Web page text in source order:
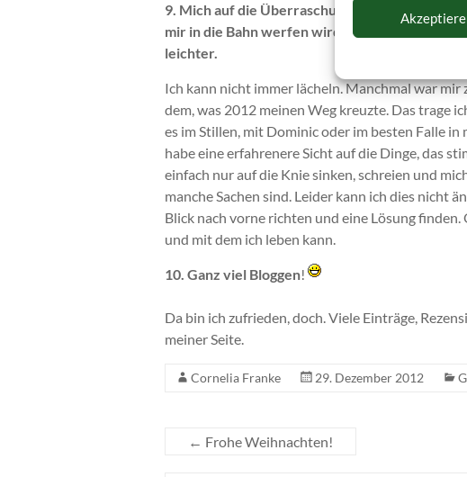
9. Mich auf die Überraschungen, das Chaos
mir in die Bahn werfen wird. Mit einem
leichter.
Ich kann nicht immer lächeln. Manchmal war
dem, was 2012 meinen Weg kreuzte. Das trage
es im Stillen, mit Dominic oder im besten Falle in
habe eine erfahrenere Sicht auf die Dinge, das
einfach nur auf die Knie sinken, schreien und
manche Sachen sind. Leider kann ich dies nicht
Blick nach vorne richten und eine Lösung
und mit dem ich leben kann.
10. Ganz viel Bloggen!
Da bin ich zufrieden, doch. Viele Einträge,
meiner Seite.
Cornelia Franke 29. Dezember 2012
← Frohe Weihnachten!